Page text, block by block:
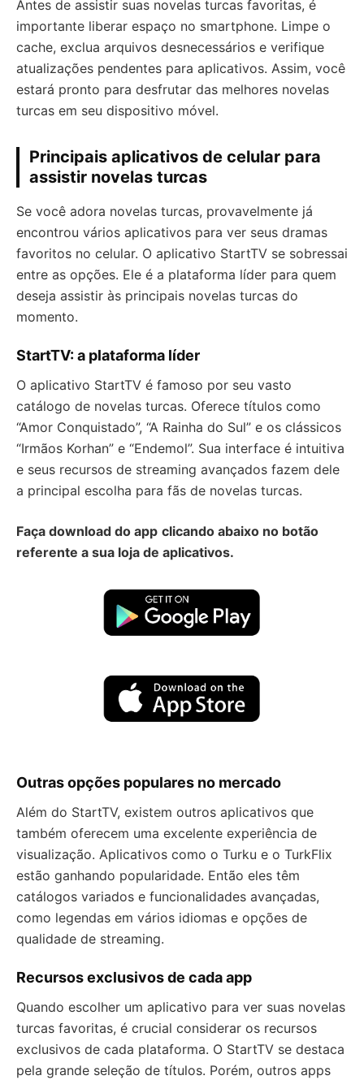
Antes de assistir suas novelas turcas favoritas, é
importante liberar espaço no smartphone. Limpe o
cache, exclua arquivos desnecessários e verifique
atualizações pendentes para aplicativos. Assim, você
estará pronto para desfrutar das melhores novelas
turcas em seu dispositivo móvel.
Principais aplicativos de celular para
assistir novelas turcas
Se você adora novelas turcas, provavelmente já
encontrou vários aplicativos para ver seus dramas
favoritos no celular. O aplicativo StartTV se sobressai
entre as opções. Ele é a plataforma líder para quem
deseja assistir às principais novelas turcas do
momento.
StartTV: a plataforma líder
O aplicativo StartTV é famoso por seu vasto
catálogo de novelas turcas. Oferece títulos como
“Amor Conquistado”, “A Rainha do Sul” e os clássicos
“Irmãos Korhan” e “Endemol”. Sua interface é intuitiva
e seus recursos de streaming avançados fazem dele
a principal escolha para fãs de novelas turcas.
Faça download do app clicando abaixo no botão
referente a sua loja de aplicativos.
Outras opções populares no mercado
Além do StartTV, existem outros aplicativos que
também oferecem uma excelente experiência de
visualização. Aplicativos como o Turku e o TurkFlix
estão ganhando popularidade. Então eles têm
catálogos variados e funcionalidades avançadas,
como legendas em vários idiomas e opções de
qualidade de streaming.
Recursos exclusivos de cada app
Quando escolher um aplicativo para ver suas novelas
turcas favoritas, é crucial considerar os recursos
exclusivos de cada plataforma. O StartTV se destaca
pela grande seleção de títulos. Porém, outros apps